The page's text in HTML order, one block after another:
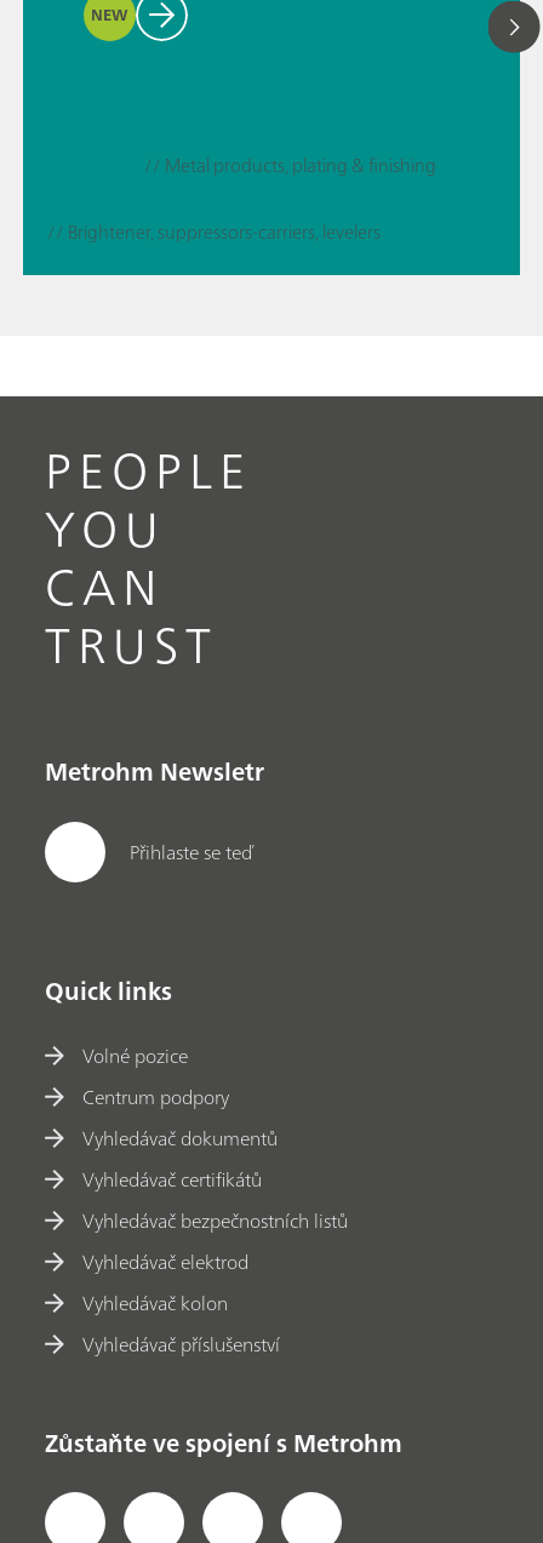
NEW
// Metal products, plating & finishing
// Brightener, suppressors-carriers, levelers
PEOPLE
YOU
CAN
TRUST
Metrohm Newsletr
Přihlaste se teď
Quick links
Volné pozice
Centrum podpory
Vyhledávač dokumentů
Vyhledávač certifikátů
Vyhledávač bezpečnostních listů
Vyhledávač elektrod
Vyhledávač kolon
Vyhledávač příslušenství
Zůstaňte ve spojení s Metrohm